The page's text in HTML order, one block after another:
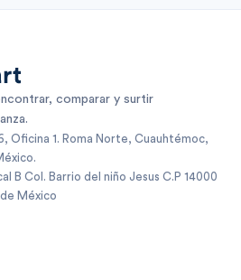
comparar y surtir
Oficina 1. Roma Norte, Cuauhtémoc,
B Col. Barrio del niño Jesus C.P 14000
México